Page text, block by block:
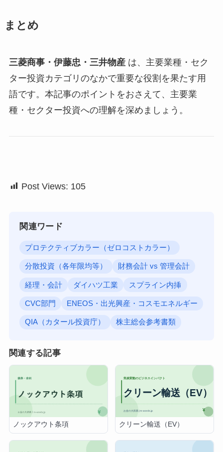
まとめ
三菱商事・伊藤忠・三井物産は、主要業種・セク
ター投資カテゴリのなかで重要な役割を果たす用
語です。本記事のポイントをおさえて、主要業
種・セクター投資への理解を深めましょう。
Post Views: 105
関連ワード
プロテクティブカラー（ゼロコストカラー）
分散投資（各年限均等） 財務会計 vs 管理会計
経理・会計 ダイハツ工業 スプライン内挿
CVC部門 ENEOS・出光興産・コスモエネルギー
QIA（カタール投資庁） 株主総会参考書類
関連する記事
ノックアウト条項 クリーン輸送（EV）